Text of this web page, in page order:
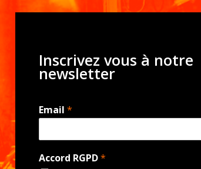
Inscrivez vous à notre
newsletter
Email*
Accord RGPD*